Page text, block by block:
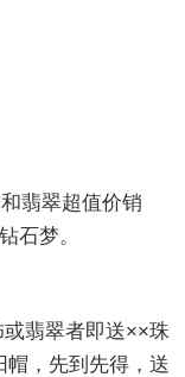
翡翠超值价销
石梦。
或翡翠者即送××珠
帽，先到先得，送